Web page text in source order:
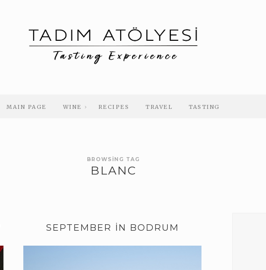
MAIN PAGE WINE RECIPES TRAVEL TASTING
BROWSING TAG
BLANC
SEPTEMBER IN BODRUM